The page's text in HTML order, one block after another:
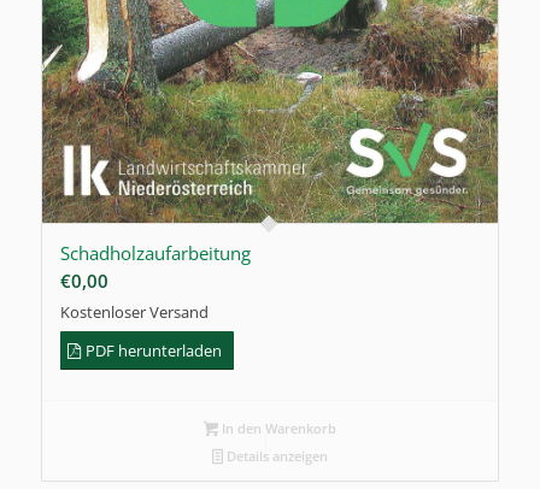
Schadholzaufarbeitung
€0,00
Kostenloser Versand
PDF herunterladen
In den Warenkorb
Details anzeigen